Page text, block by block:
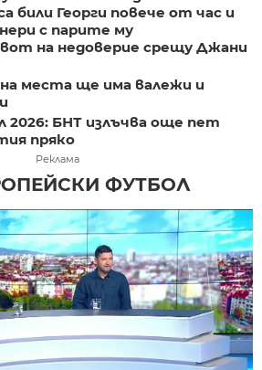
били Георги повече от час и
с парите му
на недоверие срещу Джани
места ще има валежи и
2026: БНТ излъчва още пет
пряко
Реклама
ФУТБОЛ